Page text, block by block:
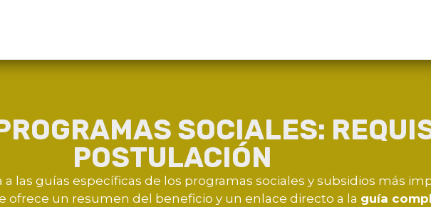
SOCIALES:
POSTULACIÓN
las guías específicas de los programas sociales y subsidios más
ofrece un resumen del beneficio y un enlace directo a la guía